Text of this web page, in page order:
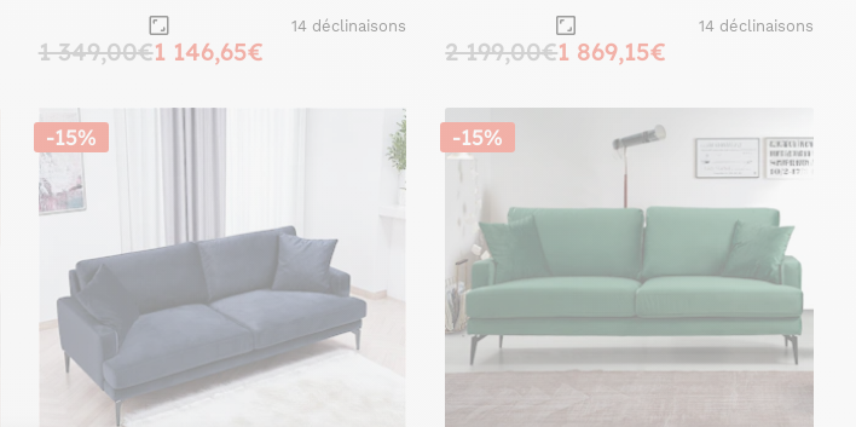
14 déclinaisons
1 349,00€1 146,65€
14 déclinaisons
2 199,00€1 869,15€
-15% -15%